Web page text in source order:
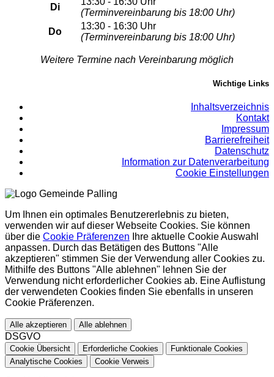
Di
(Terminvereinbarung bis 18:00 Uhr)
Do
13:30 - 16:30 Uhr
(Terminvereinbarung bis 18:00 Uhr)
Weitere Termine nach Vereinbarung möglich
Wichtige Links
Inhaltsverzeichnis
Kontakt
Impressum
Barrierefreiheit
Datenschutz
Information zur Datenverarbeitung
Cookie Einstellungen
Um Ihnen ein optimales Benutzererlebnis zu bieten,
verwenden wir auf dieser Webseite Cookies. Sie können
über die Cookie Präferenzen Ihre aktuelle Cookie Auswahl
anpassen. Durch das Betätigen des Buttons "Alle
akzeptieren" stimmen Sie der Verwendung aller Cookies zu.
Mithilfe des Buttons "Alle ablehnen" lehnen Sie der
Verwendung nicht erforderlicher Cookies ab. Eine Auflistung
der verwendeten Cookies finden Sie ebenfalls in unseren
Cookie Präferenzen.
Alle akzeptieren Alle ablehnen
DSGVO
Cookie Übersicht Erforderliche Cookies
Funktionale Cookies
Analytische Cookies
Cookie Verweis